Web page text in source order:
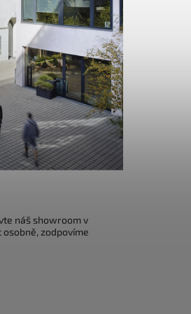
náš showroom v
zodpovíme